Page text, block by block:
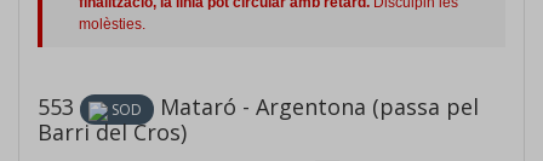
molèsties.
553 SOD
Mataró - Argentona (passa pel
Barri del Cros)